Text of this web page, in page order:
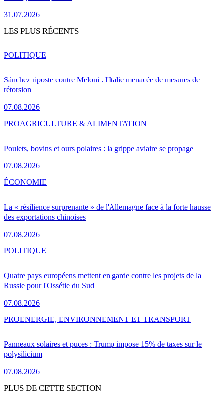
31.07.2026
LES PLUS RÉCENTS
Sánchez riposte contre Meloni : l'Italie menacée de mesures de
rétorsion
07.08.2026
POLITIQUE
Poulets, bovins et ours polaires : la grippe aviaire se propage
07.08.2026
PROAGRICULTURE & ALIMENTATION
La « résilience surprenante » de l'Allemagne face à la forte hausse
des exportations chinoises
07.08.2026
ÉCONOMIE
Quatre pays européens mettent en garde contre les projets de la
Russie pour l'Ossétie du Sud
07.08.2026
POLITIQUE
Panneaux solaires et puces : Trump impose 15% de taxes sur le
polysilicium
07.08.2026
PROENERGIE, ENVIRONNEMENT ET TRANSPORT
PLUS DE CETTE SECTION